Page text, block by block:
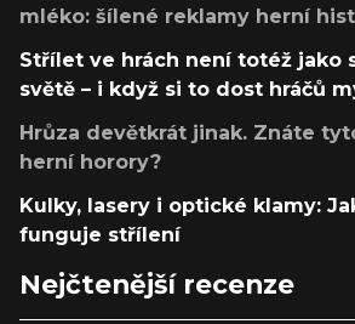
mléko: šílené reklamy herní
Střílet ve hrách není totéž jako
světě – i když si to dost hráčů
Hrůza devětkrát jinak. Znáte
herní horory?
Kulky, lasery i optické klamy:
funguje střílení
Nejčtenější recenze